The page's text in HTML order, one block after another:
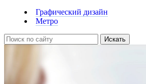
Графический дизайн
Метро
Искать